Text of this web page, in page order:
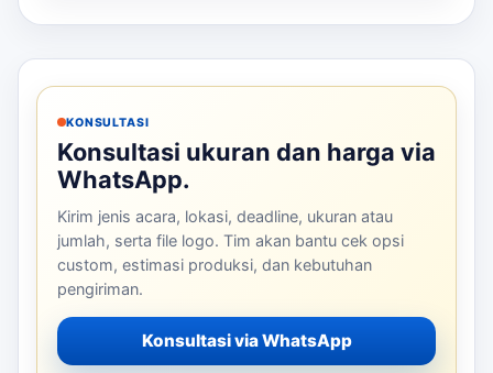
KONSULTASI
Konsultasi ukuran dan harga via
WhatsApp.
Kirim jenis acara, lokasi, deadline, ukuran atau
jumlah, serta file logo. Tim akan bantu cek opsi
custom, estimasi produksi, dan kebutuhan
pengiriman.
Konsultasi via WhatsApp